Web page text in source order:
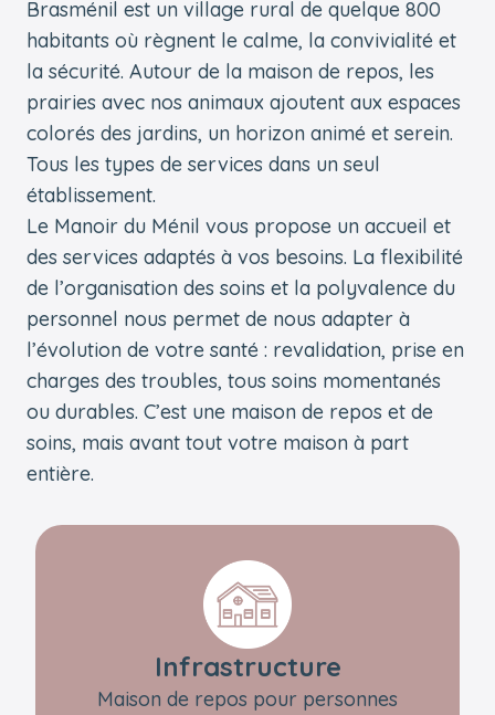
Brasménil est un village rural de quelque 800
habitants où règnent le calme, la convivialité et
la sécurité. Autour de la maison de repos, les
prairies avec nos animaux ajoutent aux espaces
colorés des jardins, un horizon animé et serein.
Tous les types de services dans un seul
établissement.
Le Manoir du Ménil vous propose un accueil et
des services adaptés à vos besoins. La flexibilité
de l’organisation des soins et la polyvalence du
personnel nous permet de nous adapter à
l’évolution de votre santé : revalidation, prise en
charges des troubles, tous soins momentanés
ou durables. C’est une maison de repos et de
soins, mais avant tout votre maison à part
entière.
Infrastructure
Maison de repos pour personnes